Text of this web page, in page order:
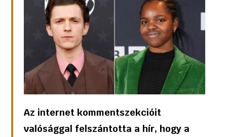
Az internet kommentszekcióit
valósággal felszántotta a hír, hogy a